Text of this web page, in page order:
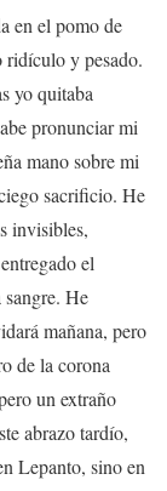
en el pomo de
ridículo y pesado.
yo quitaba
pronunciar mi
mano sobre mi
sacrificio. He
invisibles,
el
He
mañana, pero
de la corona
un extraño
abrazo tardío,
Lepanto, sino en